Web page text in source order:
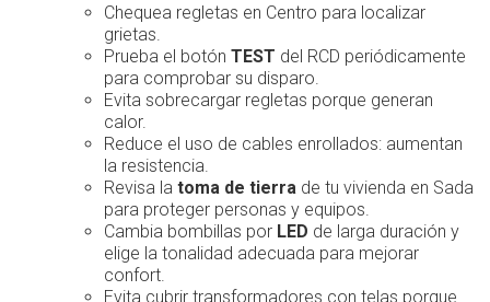
Chequea regletas en Centro para localizar
grietas.
Prueba el botón TEST del RCD periódicamente
para comprobar su disparo.
Evita sobrecargar regletas porque generan
calor.
Reduce el uso de cables enrollados: aumentan
la resistencia.
Revisa la toma de tierra de tu vivienda en Sada
para proteger personas y equipos.
Cambia bombillas por LED de larga duración y
elige la tonalidad adecuada para mejorar
confort.
Evita cubrir transformadores con telas porque